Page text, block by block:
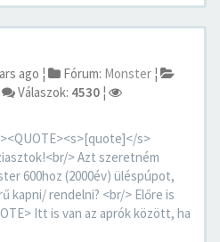
ago ¦ Fórum: Monster ¦
Válaszok: 4530 ¦
s>
> Azt szeretném
600hoz (2000év) üléspúpot,
kapni/ rendelni? <br/> Előre is
Itt is van az aprók között, ha